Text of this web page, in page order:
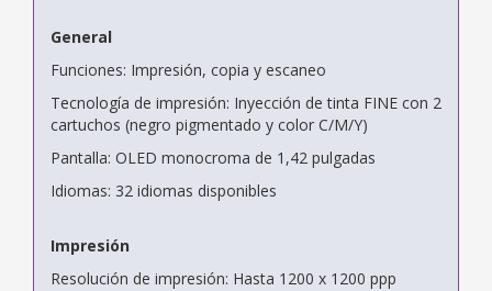
General
Funciones: Impresión, copia y escaneo
Tecnología de impresión: Inyección de tinta FINE con 2
cartuchos (negro pigmentado y color C/M/Y)
Pantalla: OLED monocroma de 1,42 pulgadas
Idiomas: 32 idiomas disponibles
Impresión
Resolución de impresión: Hasta 1200 x 1200 ppp